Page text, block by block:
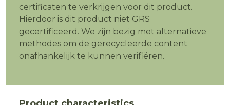
certificaten te verkrijgen voor dit product.
Hierdoor is dit product niet GRS
gecertificeerd. We zijn bezig met alternatieve
methodes om de gerecycleerde content
onafhankelijk te kunnen verifiëren.